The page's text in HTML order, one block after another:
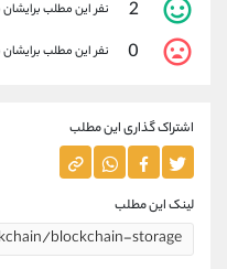
2 نفر این مطلب
0 نفر این مطلب
اشتراک گذاری این مطلب
لینک این مطلب